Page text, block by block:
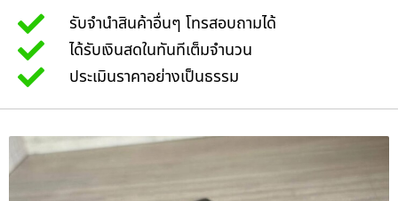
รับจำนำสินค้าอื่นๆ โทรสอบถามได้
ได้รับเงินสดในทันทีเต็มจำนวน
ประเมินราคาอย่างเป็นธรรม